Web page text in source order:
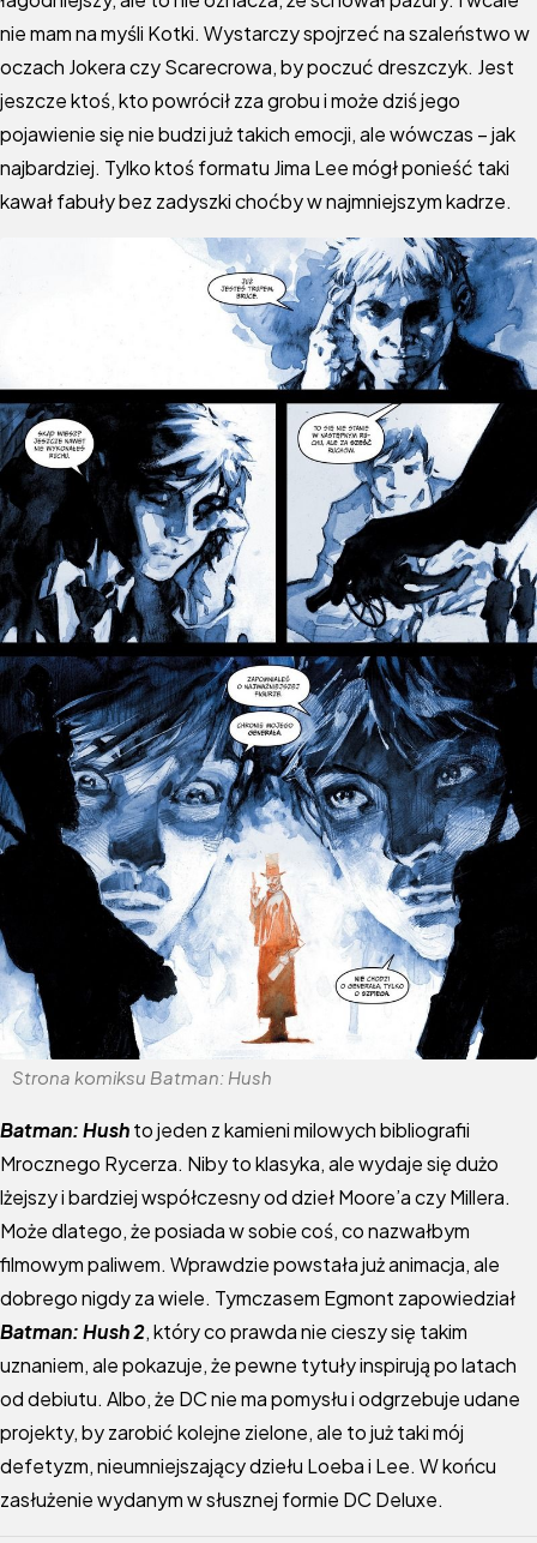
nie mam na myśli Kotki. Wystarczy spojrzeć na szaleństwo w
oczach Jokera czy Scarecrowa, by poczuć dreszczyk. Jest
jeszcze ktoś, kto powrócił zza grobu i może dziś jego
pojawienie się nie budzi już takich emocji, ale wówczas – jak
najbardziej. Tylko ktoś formatu Jima Lee mógł ponieść taki
kawał fabuły bez zadyszki choćby w najmniejszym kadrze.
Strona komiksu Batman: Hush
Batman: Hushto jeden z kamieni milowych bibliografii
Mrocznego Rycerza. Niby to klasyka, ale wydaje się dużo
lżejszy i bardziej współczesny od dzieł Moore’a czy Millera.
Może dlatego, że posiada w sobie coś, co nazwałbym
filmowym paliwem. Wprawdzie powstała już animacja, ale
dobrego nigdy za wiele. Tymczasem Egmont zapowiedział
Batman: Hush 2, który co prawda nie cieszy się takim
uznaniem, ale pokazuje, że pewne tytuły inspirują po latach
od debiutu. Albo, że DC nie ma pomysłu i odgrzebuje udane
projekty, by zarobić kolejne zielone, ale to już taki mój
defetyzm, nieumniejszający dziełu Loeba i Lee. W końcu
zasłużenie wydanym w słusznej formie DC Deluxe.